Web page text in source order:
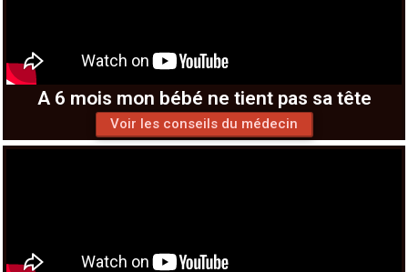
A 6 mois mon bébé ne tient pas sa tête
Voir les conseils du médecin